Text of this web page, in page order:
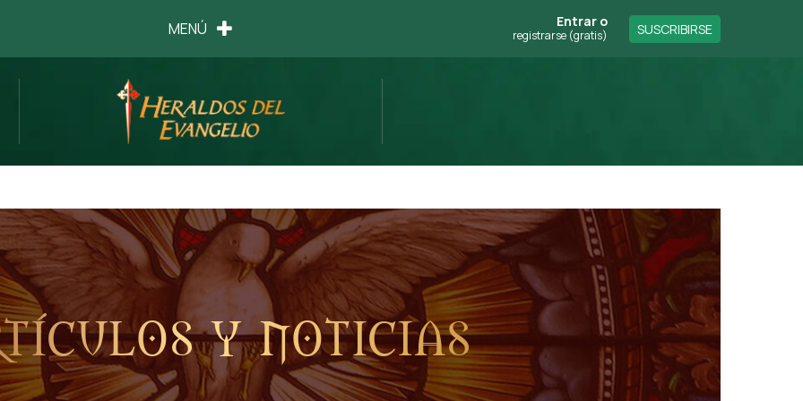
MENÚ Entrar o
registrarse (gratis) SUSCRIBIRSE
y noticias